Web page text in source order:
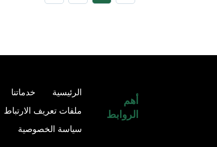
أهم
الروابط
الرئيسية
خدماتنا
ملفات تعريف الارتباط
سياسة الخصوصية